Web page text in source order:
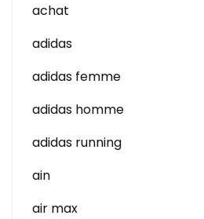
achat
adidas
adidas femme
adidas homme
adidas running
ain
air max